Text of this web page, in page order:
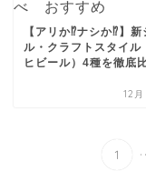
【アリか⁉ナシか⁉】新
ル・クラフトスタイル
ヒビール）4種を徹底
12
1